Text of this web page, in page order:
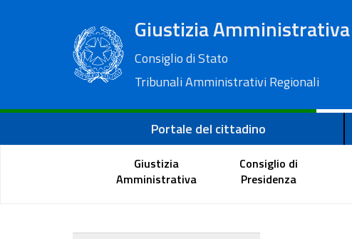
Giustizia Amministrativa
Consiglio di Stato
Tribunali Amministrativi Regionali
Portale del cittadino
Giustizia
Amministrativa
Consiglio di
Presidenza